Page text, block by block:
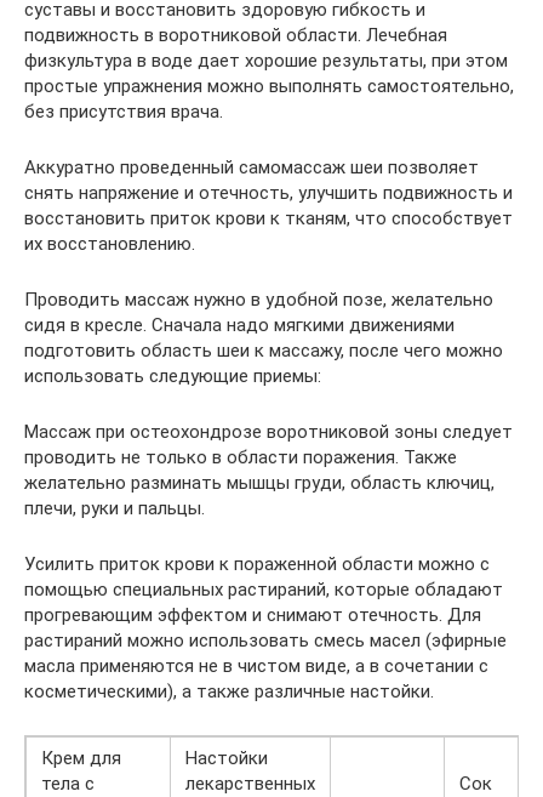
суставы и восстановить здоровую гибкость и
подвижность в воротниковой области. Лечебная
физкультура в воде дает хорошие результаты, при этом
простые упражнения можно выполнять самостоятельно,
без присутствия врача.
Аккуратно проведенный самомассаж шеи позволяет
снять напряжение и отечность, улучшить подвижность и
восстановить приток крови к тканям, что способствует
их восстановлению.
Проводить массаж нужно в удобной позе, желательно
сидя в кресле. Сначала надо мягкими движениями
подготовить область шеи к массажу, после чего можно
использовать следующие приемы:
Массаж при остеохондрозе воротниковой зоны следует
проводить не только в области поражения. Также
желательно разминать мышцы груди, область ключиц,
плечи, руки и пальцы.
Усилить приток крови к пораженной области можно с
помощью специальных растираний, которые обладают
прогревающим эффектом и снимают отечность. Для
растираний можно использовать смесь масел (эфирные
масла применяются не в чистом виде, а в сочетании с
косметическими), а также различные настойки.
Крем для
тела с
Настойки
лекарственных
Сок